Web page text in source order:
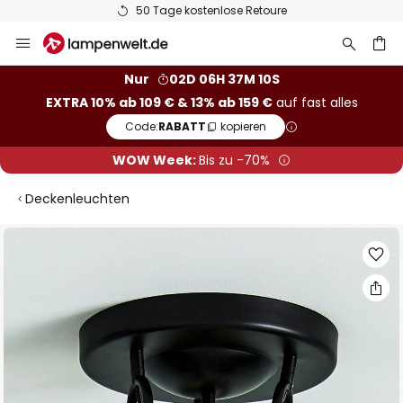
50 Tage kostenlose Retoure
Inhalt
Nur
02D 06H 37M 09S
EXTRA 10% ab 109 € & 13% ab 159 €auf fast alles
Code:RABATT kopieren
WOW Week:Bis zu -70%
Deckenleuchten
Zum
springen